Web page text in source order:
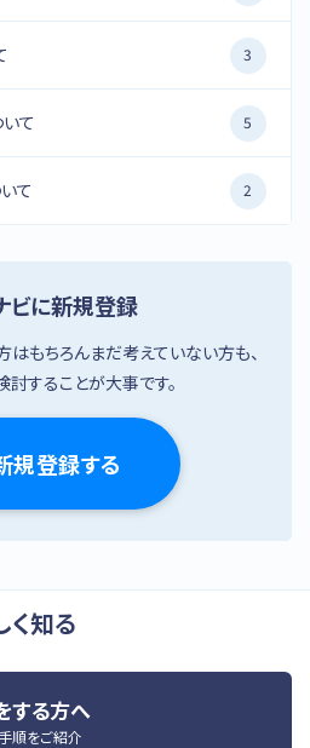
3
て 5
て 2
ビに新規登録
はもちろんまだ考えていない方も、
討することが大事です。
規登録する
知る
する方へ
順をご紹介